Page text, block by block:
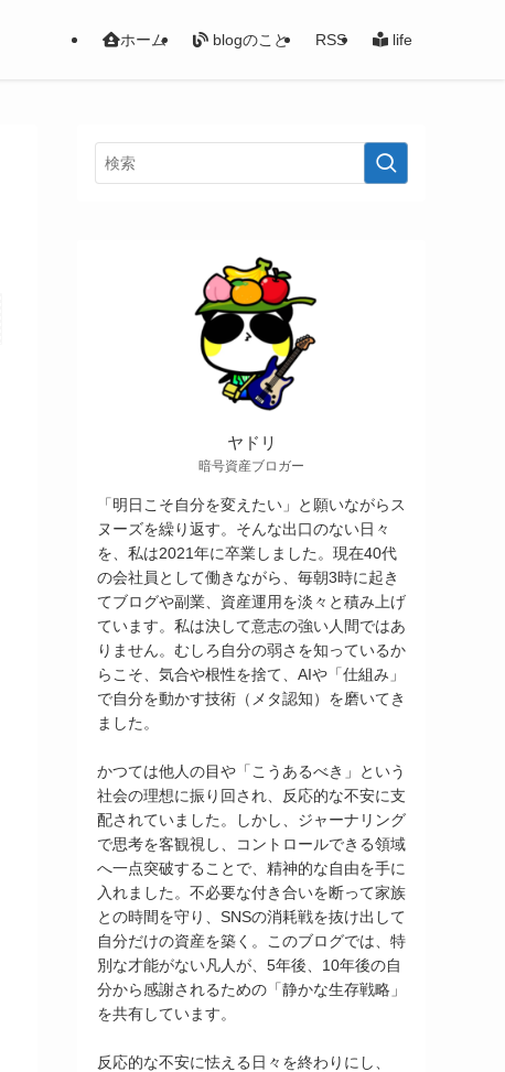
ホーム blogのこと RSS life
ヤドリ
暗号資産ブロガー
「明日こそ自分を変えたい」と願いながらス
ヌーズを繰り返す。そんな出口のない日々
を、私は2021年に卒業しました。現在40代
の会社員として働きながら、毎朝3時に起き
てブログや副業、資産運用を淡々と積み上げ
ています。私は決して意志の強い人間ではあ
りません。むしろ自分の弱さを知っているか
らこそ、気合や根性を捨て、AIや「仕組み」
で自分を動かす技術（メタ認知）を磨いてき
ました。
かつては他人の目や「こうあるべき」という
社会の理想に振り回され、反応的な不安に支
配されていました。しかし、ジャーナリング
で思考を客観視し、コントロールできる領域
へ一点突破することで、精神的な自由を手に
入れました。不必要な付き合いを断って家族
との時間を守り、SNSの消耗戦を抜け出して
自分だけの資産を築く。このブログでは、特
別な才能がない凡人が、5年後、10年後の自
分から感謝されるための「静かな生存戦略」
を共有しています。
反応的な不安に怯える日々を終わりにし、